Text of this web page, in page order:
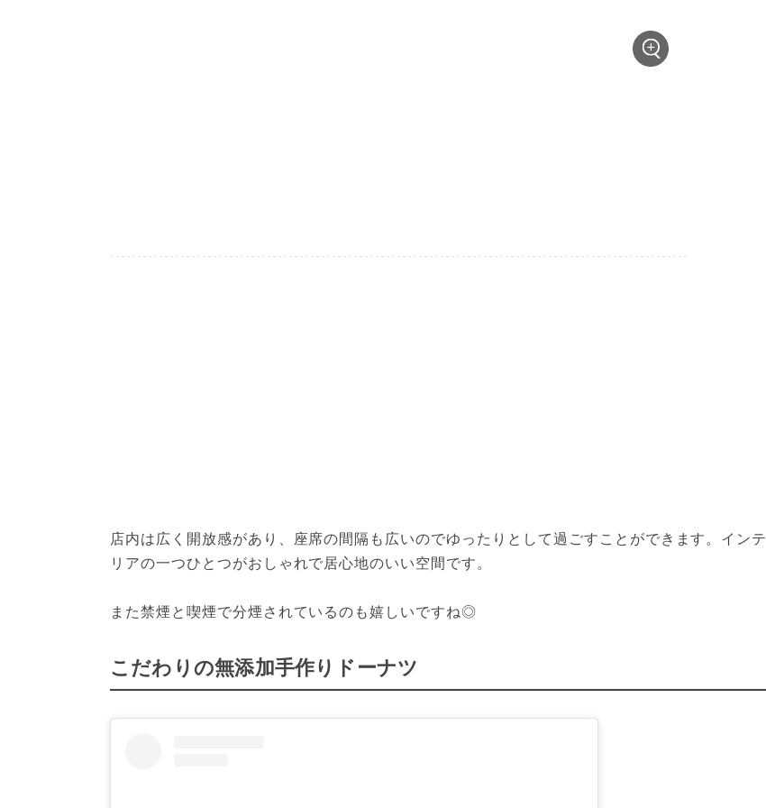
店内は広く開放感があり、座席の間隔も広いのでゆったりとして過ごすことができます。インテ
リアの一つひとつがおしゃれで居心地のいい空間です。
また禁煙と喫煙で分煙されているのも嬉しいですね◎
こだわりの無添加手作りドーナツ